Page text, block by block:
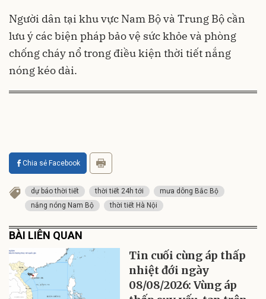
Người dân tại khu vực Nam Bộ và Trung Bộ cần
lưu ý các biện pháp bảo vệ sức khỏe và phòng
chống cháy nổ trong điều kiện thời tiết nắng
nóng kéo dài.
Chia sẻ Facebook
dự báo thời tiết thời tiết 24h tới
mưa dông Bắc Bộ
nắng nóng Nam Bộ
thời tiết Hà Nội
BÀI LIÊN QUAN
Tin cuối cùng áp thấp
nhiệt đới ngày
08/08/2026: Vùng áp